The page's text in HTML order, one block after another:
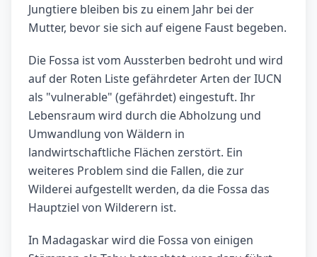
Jungtiere bleiben bis zu einem Jahr bei der
Mutter, bevor sie sich auf eigene Faust begeben.
Die Fossa ist vom Aussterben bedroht und wird
auf der Roten Liste gefährdeter Arten der IUCN
als "vulnerable" (gefährdet) eingestuft. Ihr
Lebensraum wird durch die Abholzung und
Umwandlung von Wäldern in
landwirtschaftliche Flächen zerstört. Ein
weiteres Problem sind die Fallen, die zur
Wilderei aufgestellt werden, da die Fossa das
Hauptziel von Wilderern ist.
In Madagaskar wird die Fossa von einigen